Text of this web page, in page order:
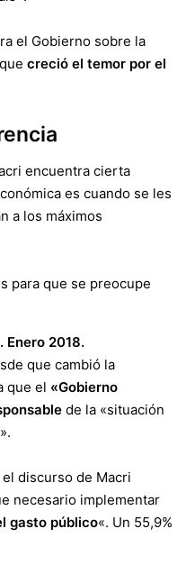
el Gobierno sobre la
creció el temor por el
encuentra cierta
es cuando se les
a los máximos
Enero 2018.
que cambió la
que el «Gobierno
de la «situación
discurso de Macri
necesario implementar
gasto público«. Un 55,9%